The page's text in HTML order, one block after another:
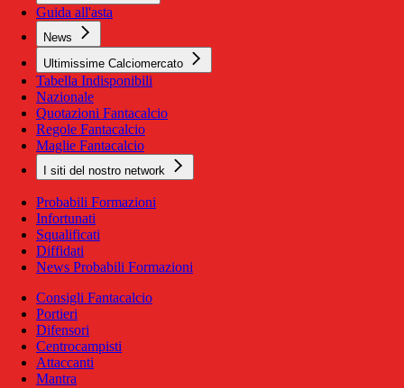
Guida all'asta
News
Ultimissime Calciomercato
Tabella Indisponibili
Nazionale
Quotazioni Fantacalcio
Regole Fantacalcio
Maglie Fantacalcio
I siti del nostro network
Probabili Formazioni
Infortunati
Squalificati
Diffidati
News Probabili Formazioni
Consigli Fantacalcio
Portieri
Difensori
Centrocampisti
Attaccanti
Mantra